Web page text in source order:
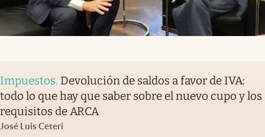
Impuestos. Devolución de saldos a favor de IVA:
todo lo que hay que saber sobre el nuevo cupo y los
requisitos de ARCA
José Luis Ceteri